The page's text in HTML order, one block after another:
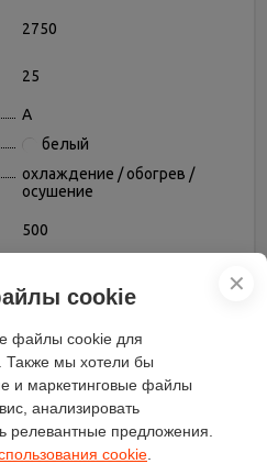
2750
25
A
белый
охлаждение / обогрев /
осушение
500
R 410A
однофазный
есть
✕
cookie
файлы cookie для
Также мы хотели бы
и маркетинговые файлы
анализировать
релевантные предложения.
cookie